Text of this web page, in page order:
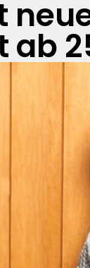
ab